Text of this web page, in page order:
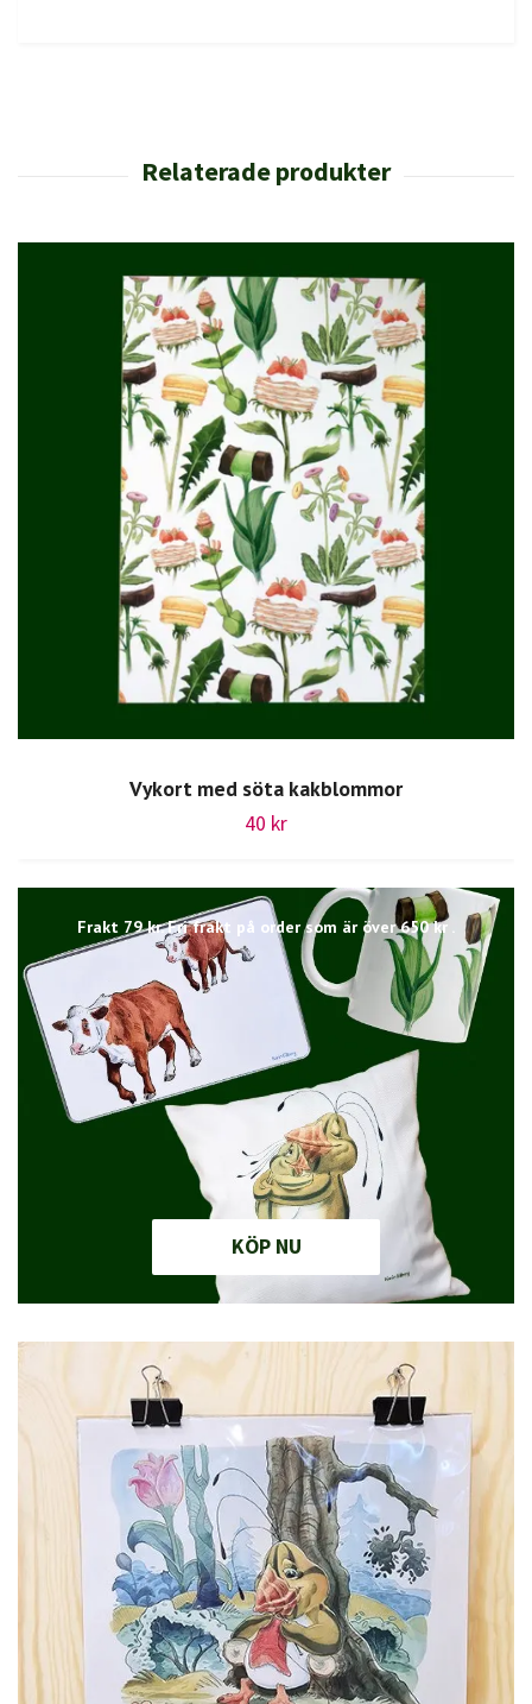
Frakt 79 kr. Fri frakt på order som är över 650 kr .
KÖP NU
Vykort med söta kakblommor
40 kr